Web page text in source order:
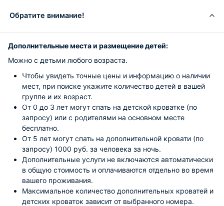
Обратите внимание!
Дополнительные места и размещение детей:
Можно с детьми любого возраста.
Чтобы увидеть точные цены и информацию о наличии
мест, при поиске укажите количество детей в вашей
группе и их возраст.
От 0 до 3 лет могут спать на детской кроватке (по
запросу) или с родителями на основном месте
бесплатно.
От 5 лет могут спать на дополнительной кровати (по
запросу) 1000 руб. за человека за ночь.
Дополнительные услуги не включаются автоматически
в общую стоимость и оплачиваются отдельно во время
вашего проживания.
Максимальное количество дополнительных кроватей и
детских кроваток зависит от выбранного номера.